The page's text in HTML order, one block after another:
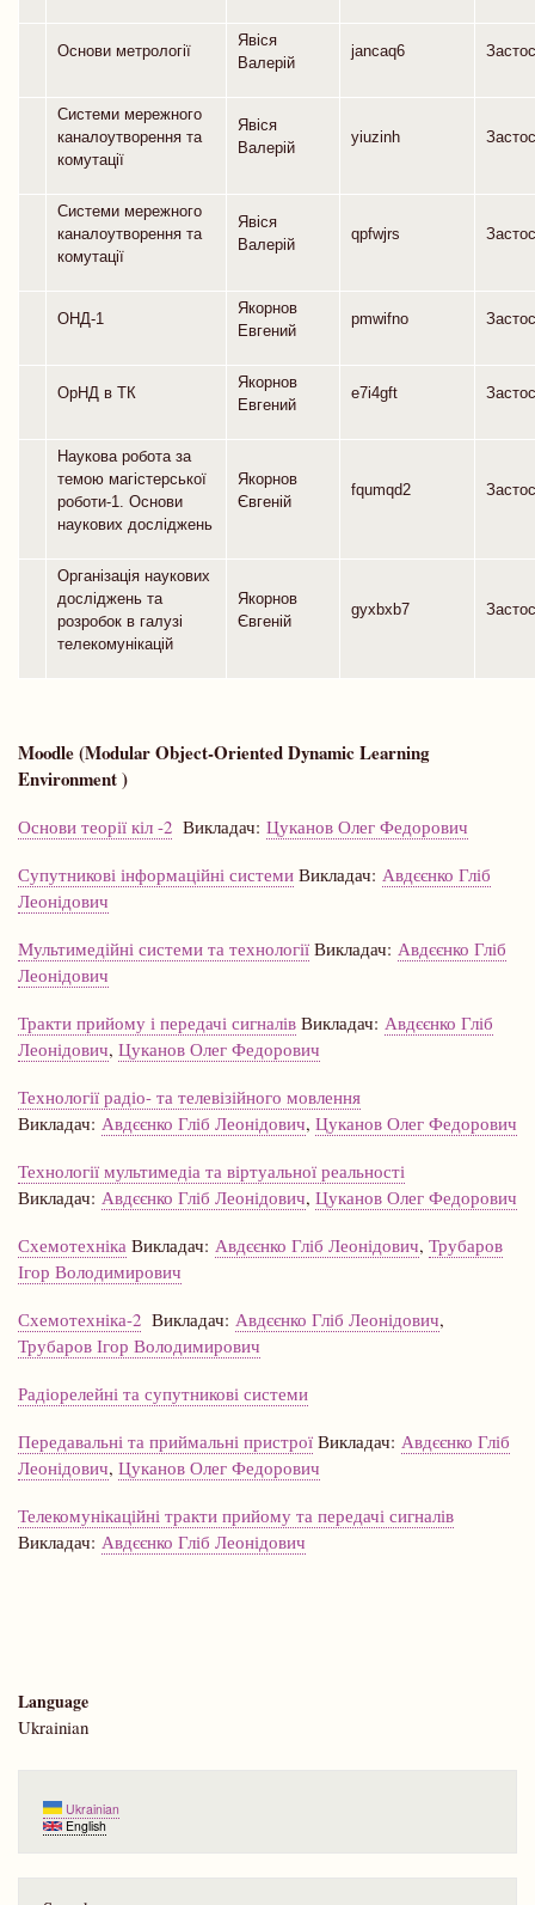
Основи метрології
Явіся
Валерій
jancaq6
Системи мережного
каналоутворення та
комутації
Явіся
Валерій
yiuzinh
Системи мережного
каналоутворення та
комутації
Явіся
Валерій
qpfwjrs
ОНД-1
Якорнов
Евгений
pmwifno
ОрНД в ТК
Якорнов
Евгений
e7i4gft
Наукова робота за
темою магістерської
роботи-1. Основи
наукових досліджень
Якорнов
Євгеній
fqumqd2
Організація наукових
досліджень та
розробок в галузі
телекомунікацій
Якорнов
Євгеній
gyxbxb7
Moodle (Modular Object-Oriented Dynamic Learning
Environment )
Основи теорії кіл -2 Викладач: Цуканов Олег Федорович
Супутникові інформаційні системи Викладач: Авдєєнко Гліб
Леонідович
Мультимедійні системи та технології Викладач: Авдєєнко Гліб
Леонідович
Тракти прийому і передачі сигналів Викладач: Авдєєнко Гліб
Леонідович, Цуканов Олег Федорович
Технології радіо- та телевізійного мовлення
Викладач: Авдєєнко Гліб Леонідович, Цуканов Олег Федорович
Технології мультимедіа та віртуальної реальності
Викладач: Авдєєнко Гліб Леонідович, Цуканов Олег Федорович
Схемотехніка Викладач: Авдєєнко Гліб Леонідович, Трубаров
Ігор Володимирович
Схемотехніка-2 Викладач: Авдєєнко Гліб Леонідович,
Трубаров Ігор Володимирович
Радіорелейні та супутникові системи
Передавальні та приймальні пристрої Викладач: Авдєєнко Гліб
Леонідович, Цуканов Олег Федорович
Телекомунікаційні тракти прийому та передачі сигналів
Викладач: Авдєєнко Гліб Леонідович
Language
Ukrainian
Ukrainian
English